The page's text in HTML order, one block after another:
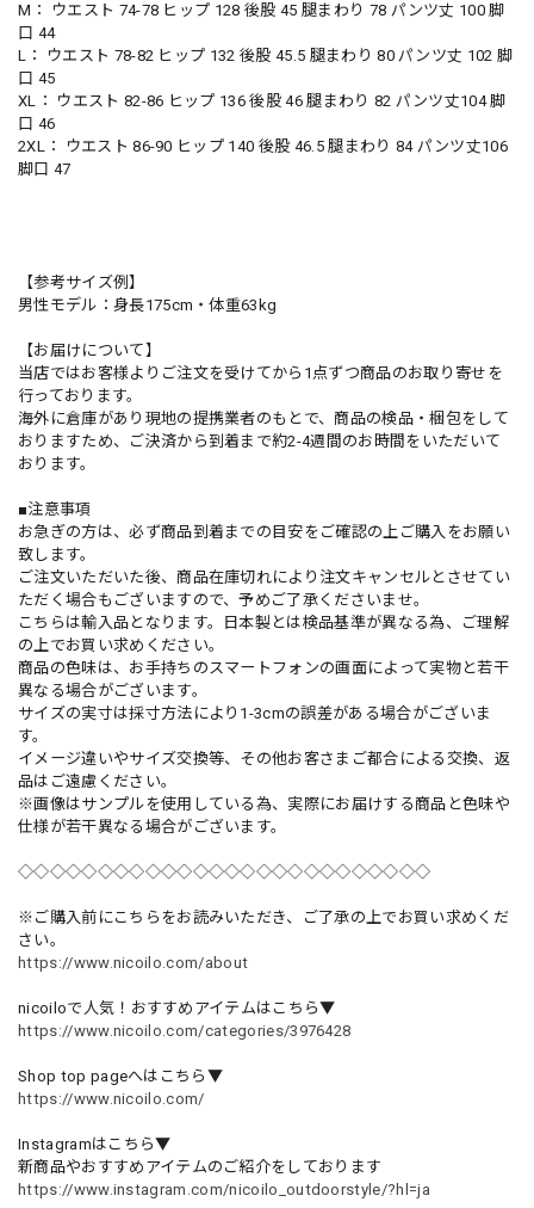
M： ウエスト 74-78 ヒップ 128 後股 45 腿まわり 78 パンツ丈 100 脚
口 44
L： ウエスト 78-82 ヒップ 132 後股 45.5 腿まわり 80 パンツ丈 102 脚
口 45
XL： ウエスト 82-86 ヒップ 136 後股 46 腿まわり 82 パンツ丈104 脚
口 46
2XL： ウエスト 86-90 ヒップ 140 後股 46.5 腿まわり 84 パンツ丈106
脚口 47
【参考サイズ例】
男性モデル：身長175cm・体重63kg
【お届けについて】
当店ではお客様よりご注文を受けてから1点ずつ商品のお取り寄せを
行っております。
海外に倉庫があり現地の提携業者のもとで、商品の検品・梱包をして
おりますため、ご決済から到着まで約2-4週間のお時間をいただいて
おります。
■注意事項
お急ぎの方は、必ず商品到着までの目安をご確認の上ご購入をお願い
致します。
ご注文いただいた後、商品在庫切れにより注文キャンセルとさせてい
ただく場合もございますので、予めご了承くださいませ。
こちらは輸入品となります。日本製とは検品基準が異なる為、ご理解
の上でお買い求めください。
商品の色味は、お手持ちのスマートフォンの画面によって実物と若干
異なる場合がございます。
サイズの実寸は採寸方法により1-3cmの誤差がある場合がございま
す。
イメージ違いやサイズ交換等、その他お客さまご都合による交換、返
品はご遠慮ください。
※画像はサンプルを使用している為、実際にお届けする商品と色味や
仕様が若干異なる場合がございます。
◇◇◇◇◇◇◇◇◇◇◇◇◇◇◇◇◇◇◇◇◇◇◇◇◇◇
※ご購入前にこちらをお読みいただき、ご了承の上でお買い求めくだ
さい。
https://www.nicoilo.com/about
nicoiloで人気！おすすめアイテムはこちら▼
https://www.nicoilo.com/categories/3976428
Shop top pageへはこちら▼
https://www.nicoilo.com/
Instagramはこちら▼
新商品やおすすめアイテムのご紹介をしております
https://www.instagram.com/nicoilo_outdoorstyle/?hl=ja